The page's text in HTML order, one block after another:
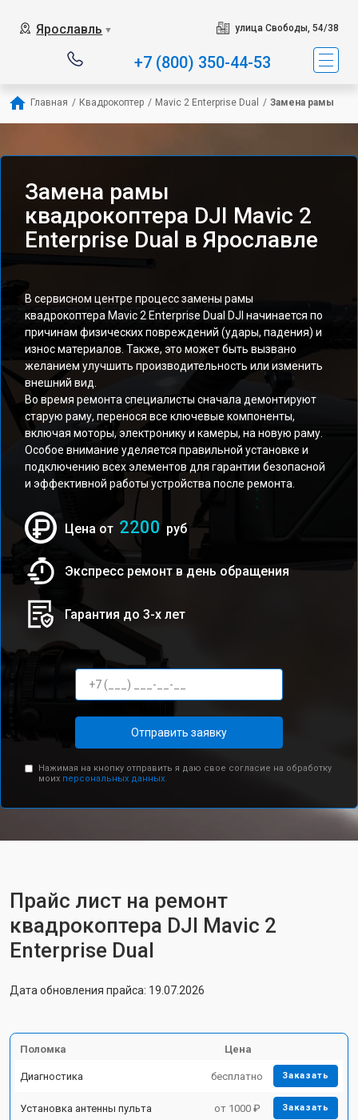
Ярославль ▼ улица Свободы, 54/38
+7 (800) 350-44-53
Главная / Квадрокоптер / Mavic 2 Enterprise Dual / Замена рамы
Замена рамы
квадрокоптера DJI Mavic 2
Enterprise Dual в Ярославле
В сервисном центре процесс замены рамы
квадрокоптера Mavic 2 Enterprise Dual DJI начинается по
причинам физических повреждений (удары, падения) и
износ материалов. Также, это может быть вызвано
желанием улучшить производительность или изменить
внешний вид.
Во время ремонта специалисты сначала демонтируют
старую раму, перенося все ключевые компоненты,
включая моторы, электронику и камеры, на новую раму.
Особое внимание уделяется правильной установке и
подключению всех элементов для гарантии безопасной
и эффективной работы устройства после ремонта.
Цена от 2200 руб
Экспресс ремонт в день обращения
Гарантия до 3-х лет
Отправить заявку
Нажимая на кнопку отправить я даю свое согласие на обработку
моих персональных данных.
Прайс лист на ремонт
квадрокоптера DJI Mavic 2
Enterprise Dual
Дата обновления прайса: 19.07.2026
Поломка Цена
Диагностика бесплатно Заказать
Установка антенны пульта от 1000 ₽ Заказать